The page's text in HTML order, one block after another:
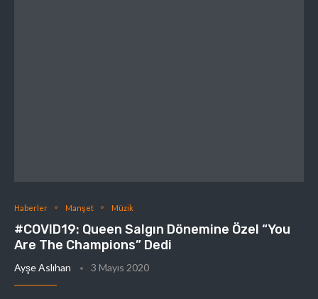
Haberler Manşet Müzik
#COVID19: Queen Salgın Dönemine Özel “You
Are The Champions” Dedi
Ayşe Aslıhan 3 Mayıs 2020